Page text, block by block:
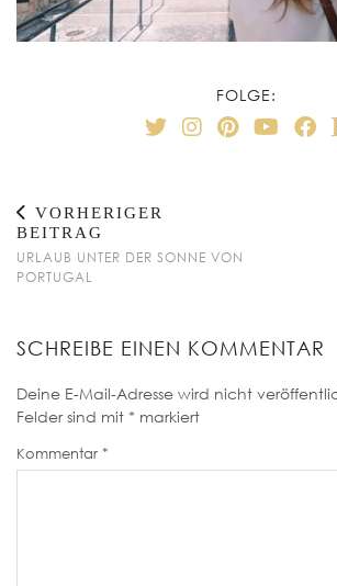
FOLGE:
VORHERIGER
BEITRAG
URLAUB UNTER DER SONNE VON
PORTUGAL
SCHREIBE EINEN KOMMENTAR
Deine E-Mail-Adresse wird nicht
Felder sind mit * markiert
Kommentar *